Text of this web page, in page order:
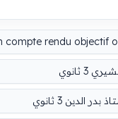
ثانوي
3 ثانوي